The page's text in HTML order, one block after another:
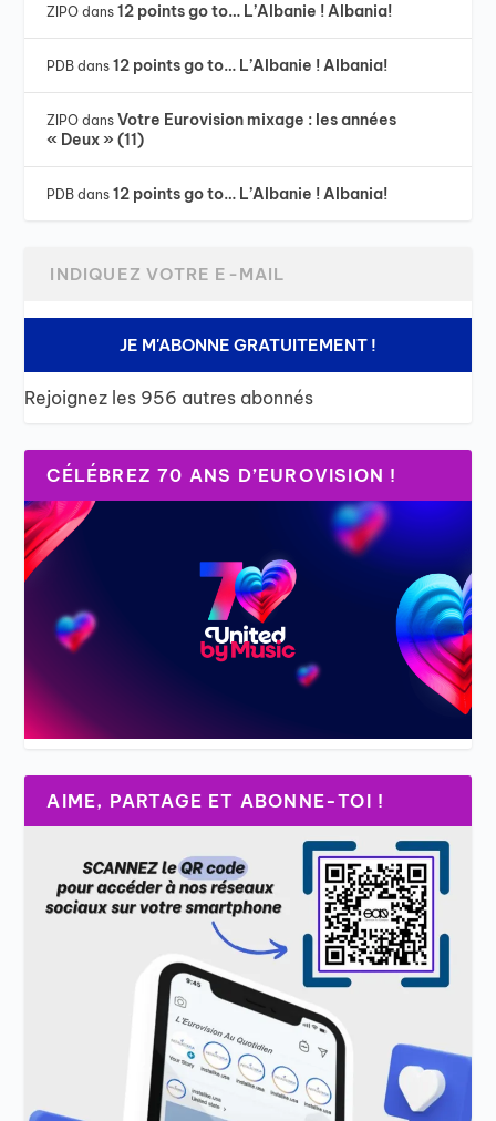
ZIPO dans12 points go to… L’Albanie ! Albania!
PDB dans12 points go to… L’Albanie ! Albania!
ZIPO dansVotre Eurovision mixage : les années
« Deux » (11)
PDB dans12 points go to… L’Albanie ! Albania!
JE M'ABONNE GRATUITEMENT !
Rejoignez les 956 autres abonnés
CÉLÉBREZ 70 ANS D’EUROVISION !
AIME, PARTAGE ET ABONNE-TOI !